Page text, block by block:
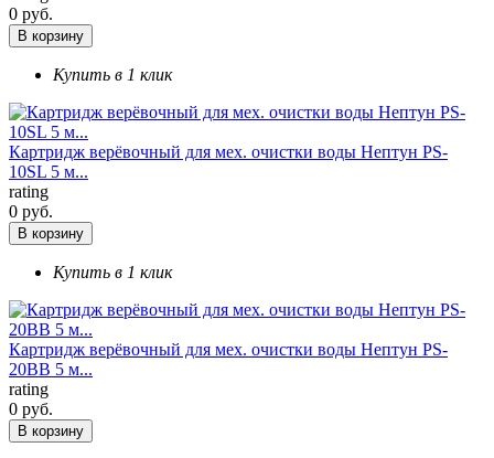
0 руб.
В корзину
Купить в 1 клик
Картридж верёвочный для мех. очистки воды Нептун PS-
10SL 5 м...
rating
0 руб.
В корзину
Купить в 1 клик
Картридж верёвочный для мех. очистки воды Нептун PS-
20ВВ 5 м...
rating
0 руб.
В корзину